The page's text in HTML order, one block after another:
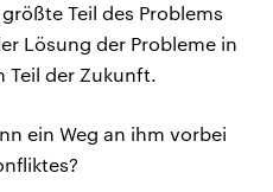
Teil des Problems
Lösung der Probleme in
Teil der Zukunft.
ein Weg an ihm vorbei